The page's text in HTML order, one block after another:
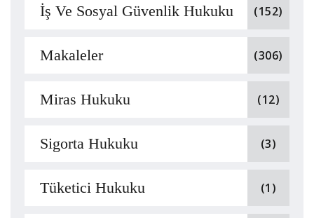
İş Ve Sosyal Güvenlik Hukuku (152)
Makaleler (306)
Miras Hukuku (12)
Sigorta Hukuku (3)
Tüketici Hukuku (1)